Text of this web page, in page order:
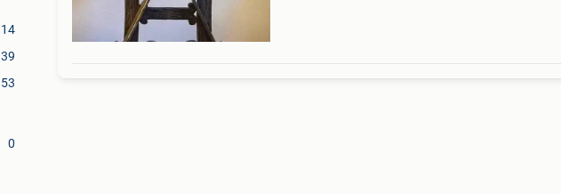
14
39
53
0